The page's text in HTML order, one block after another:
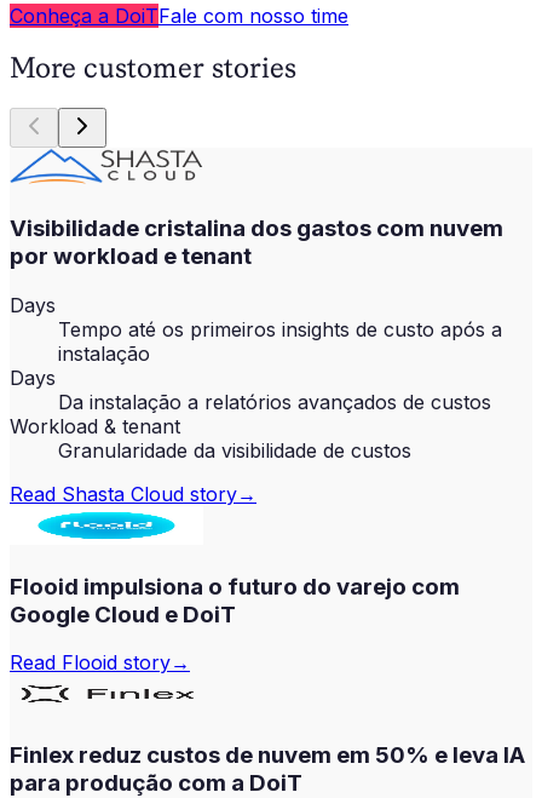
Conheça a DoiTFale com nosso time
More customer stories
Visibilidade cristalina dos gastos com nuvem
por workload e tenant
Days
Tempo até os primeiros insights de custo após a
instalação
Days
Da instalação a relatórios avançados de custos
Workload & tenant
Granularidade da visibilidade de custos
Read Shasta Cloud story→
Flooid impulsiona o futuro do varejo com
Google Cloud e DoiT
Read Flooid story→
Finlex reduz custos de nuvem em 50% e leva IA
para produção com a DoiT